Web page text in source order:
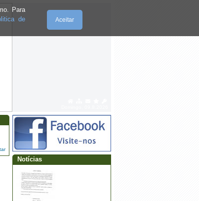
Para
de
Aceitar
Notícias
📢 AVISO À POPULAÇÃO –